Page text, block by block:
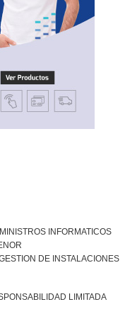
INFORMATICOS
DE INSTALACIONES
LIMITADA